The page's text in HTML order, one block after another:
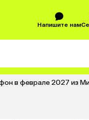
Напишите нам
в феврале 2027 из